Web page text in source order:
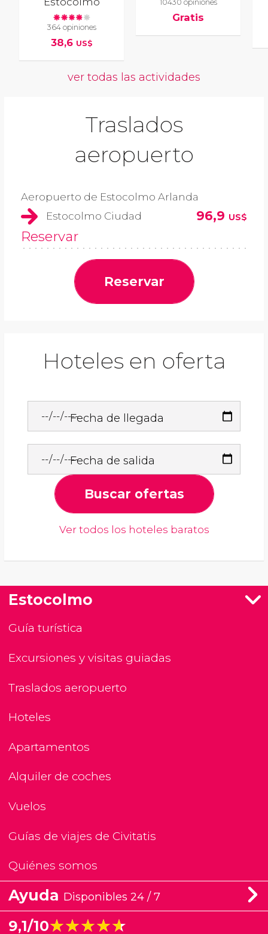
364 opiniones
38,6 US$
10430 opiniones
Gratis
ver todas las actividades
Traslados
aeropuerto
Aeropuerto de Estocolmo Arlanda
Estocolmo Ciudad
96,9 US$
Reservar
Reservar
Hoteles en oferta
Fecha de llegada
Fecha de salida
Buscar ofertas
Ver todos los hoteles baratos
Estocolmo
Guía turística
Excursiones y visitas guiadas
Traslados aeropuerto
Hoteles
Apartamentos
Alquiler de coches
Vuelos
Guías de viajes de Civitatis
Quiénes somos
Ayuda Disponibles 24 / 7
9,1/10★★★★★
★★★★★